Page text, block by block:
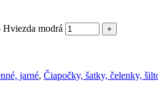
modrá
jarné, Čiapočky, šatky, čelenky,